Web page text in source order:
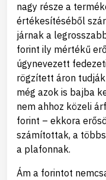
nagy része a
értékesítéséből
járnak a
forint ily mértékű
úgynevezett
rögzített áron
még azok is bajba
nem ahhoz közeli
forint – ekkora
számítottak, a
a plafonnak.
Ám a forintot